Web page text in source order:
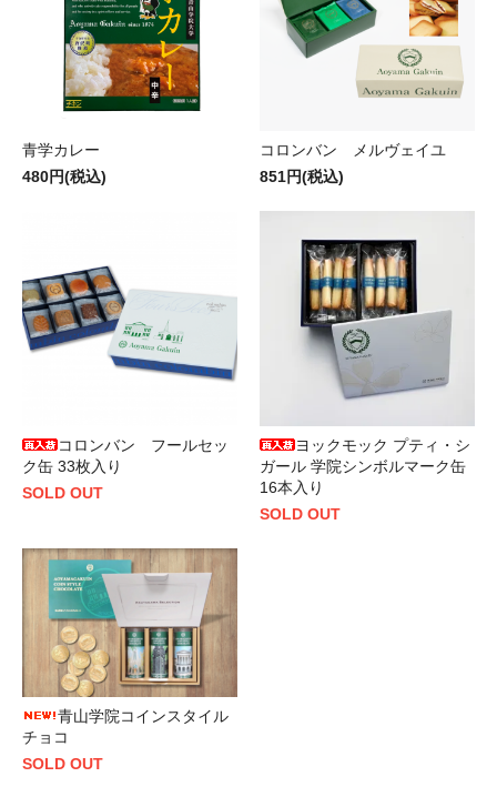
青学カレー
480円(税込)
コロンバン メルヴェイユ
851円(税込)
コロンバン フールセッ
ク缶 33枚入り
SOLD OUT
ヨックモック プティ・シ
ガール 学院シンボルマーク缶
16本入り
SOLD OUT
青山学院コインスタイル
チョコ
SOLD OUT